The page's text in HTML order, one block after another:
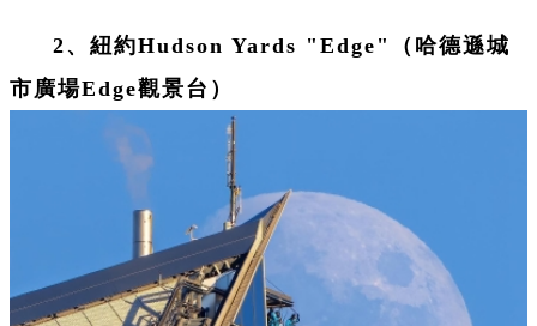
2、紐約Hudson Yards "Edge"（哈德遜城
市廣場Edge觀景台）